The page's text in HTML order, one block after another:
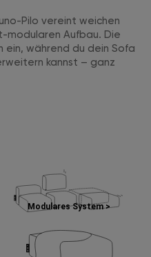
Pilo vereint weichen
modularen Aufbau. Die
ein, während du dein Sofa
kannst – ganz
Modulares System >